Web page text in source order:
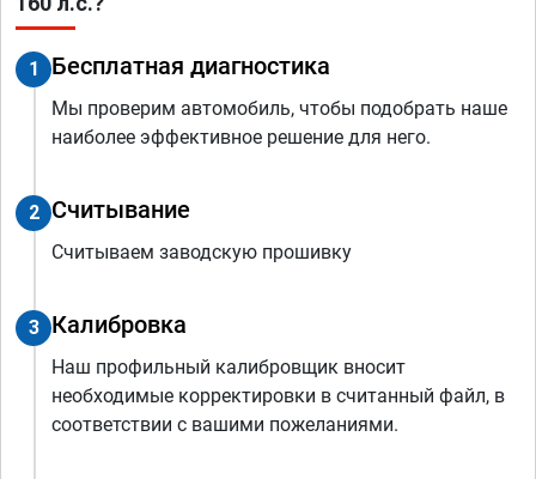
1 Бесплатная диагностика
Мы проверим автомобиль, чтобы подобрать наше
наиболее эффективное решение для него.
2 Считывание
Считываем заводскую прошивку
3 Калибровка
Наш профильный калибровщик вносит
необходимые корректировки в считанный файл, в
соответствии с вашими пожеланиями.